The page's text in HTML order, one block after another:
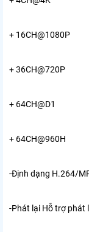
+ 16CH@1080P
+ 36CH@720P
+ 64CH@D1
+ 64CH@960H
-Định dạng H.264/
-Phát lại Hỗ trợ phát